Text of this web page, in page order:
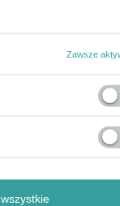
Zawsze